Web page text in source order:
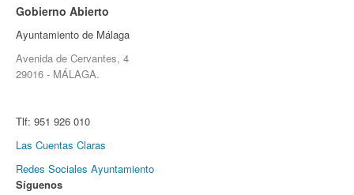
Gobierno Abierto
Ayuntamiento de Málaga
Avenida de Cervantes, 4
29016 - MÁLAGA.
Tlf: 951 926 010
Las Cuentas Claras
Redes Sociales Ayuntamiento
Síguenos